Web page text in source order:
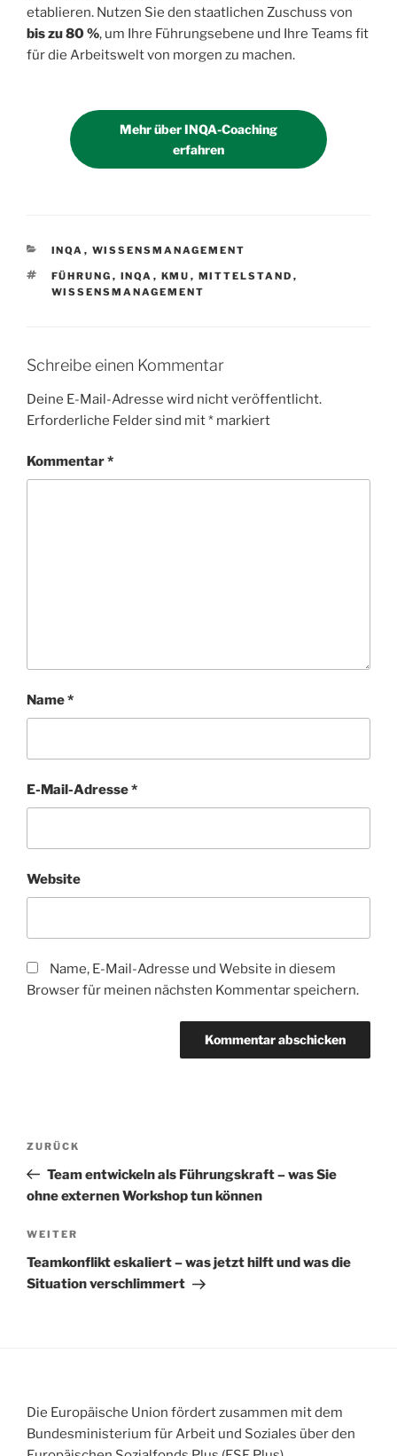
etablieren. Nutzen Sie den staatlichen Zuschuss von
bis zu 80 %, um Ihre Führungsebene und Ihre Teams fit
für die Arbeitswelt von morgen zu machen.
Mehr über INQA-Coaching
erfahren
KATEGORIEN
INQA , WISSENSMANAGEMENT
SCHLAGWÖRTER
FÜHRUNG , INQA , KMU , MITTELSTAND ,
WISSENSMANAGEMENT
Schreibe einen Kommentar
Deine E-Mail-Adresse wird nicht veröffentlicht.
Erforderliche Felder sind mit* markiert
Kommentar*
Name*
E-Mail-Adresse*
Website
Name, E-Mail-Adresse und Website in diesem
Browser für meinen nächsten Kommentar speichern.
Beitragsnavigation
Vorheriger
Beitrag
ZURÜCK
Team entwickeln als Führungskraft – was Sie
ohne externen Workshop tun können
Nächster
Beitrag
WEITER
Teamkonflikt eskaliert – was jetzt hilft und was die
Situation verschlimmert
Die Europäische Union fördert zusammen mit dem
Bundesministerium für Arbeit und Soziales über den